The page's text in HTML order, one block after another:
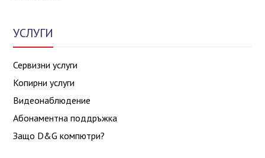
УСЛУГИ
Сервизни услуги
Копирни услуги
Видеонаблюдение
Абонаментна поддръжка
Защо D&G компютри?